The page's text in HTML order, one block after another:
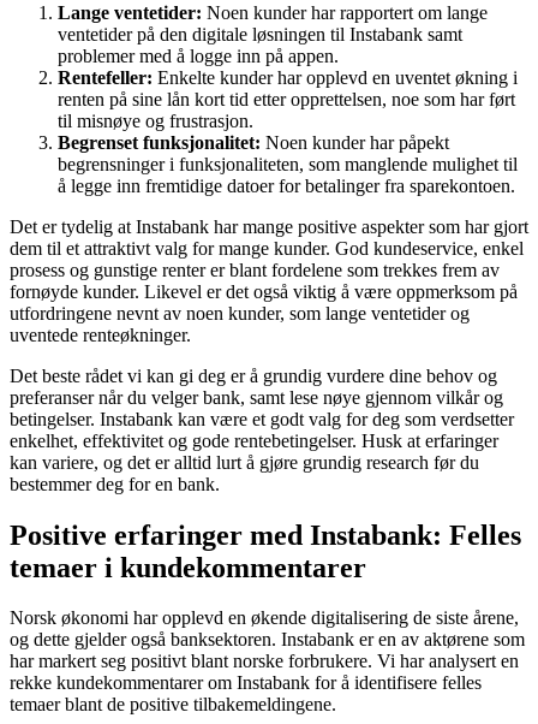
Lange ventetider: Noen kunder har rapportert om lange
ventetider på den digitale løsningen til Instabank samt
problemer med å logge inn på appen.
Rentefeller: Enkelte kunder har opplevd en uventet økning i
renten på sine lån kort tid etter opprettelsen, noe som har ført
til misnøye og frustrasjon.
Begrenset funksjonalitet: Noen kunder har påpekt
begrensninger i funksjonaliteten, som manglende mulighet til
å legge inn fremtidige datoer for betalinger fra sparekontoen.
Det er tydelig at Instabank har mange positive aspekter som har gjort
dem til et attraktivt valg for mange kunder. God kundeservice, enkel
prosess og gunstige renter er blant fordelene som trekkes frem av
fornøyde kunder. Likevel er det også viktig å være oppmerksom på
utfordringene nevnt av noen kunder, som lange ventetider og
uventede renteøkninger.
Det beste rådet vi kan gi deg er å grundig vurdere dine behov og
preferanser når du velger bank, samt lese nøye gjennom vilkår og
betingelser. Instabank kan være et godt valg for deg som verdsetter
enkelhet, effektivitet og gode rentebetingelser. Husk at erfaringer
kan variere, og det er alltid lurt å gjøre grundig research før du
bestemmer deg for en bank.
Positive erfaringer med Instabank: Felles
temaer i kundekommentarer
Norsk økonomi har opplevd en økende digitalisering de siste årene,
og dette gjelder også banksektoren. Instabank er en av aktørene som
har markert seg positivt blant norske forbrukere. Vi har analysert en
rekke kundekommentarer om Instabank for å identifisere felles
temaer blant de positive tilbakemeldingene.